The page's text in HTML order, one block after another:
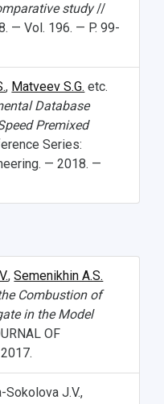
study//
— Vol. 196. — P. 99-
, Matveev S.G. etc.
Database
Premixed
Series:
— 2018. —
,Semenikhin A.S.
Combustion of
in the Model
OF
Sokolova J.V.,